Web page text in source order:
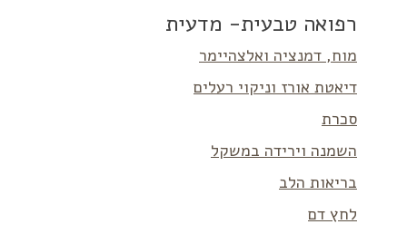
רפואה טבעית- מדעית
מוח, דמנציה ואלצהיימר
דיאטת אורז וניקוי רעלים
סכרת
השמנה וירידה במשקל
בריאות הלב
לחץ דם